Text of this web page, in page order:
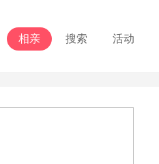
相亲 搜索 活动